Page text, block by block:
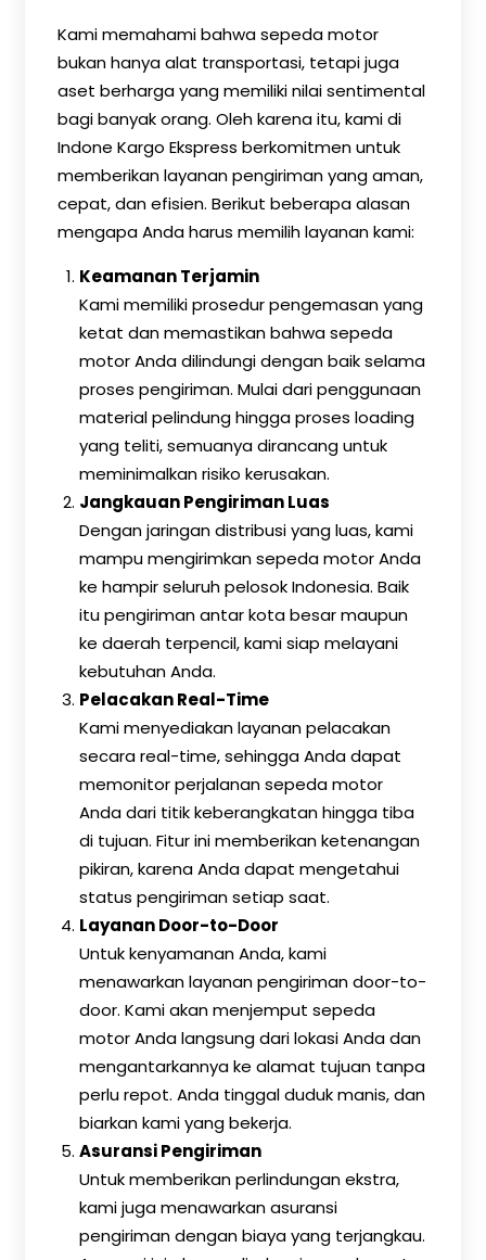
Kami memahami bahwa sepeda motor
bukan hanya alat transportasi, tetapi juga
aset berharga yang memiliki nilai sentimental
bagi banyak orang. Oleh karena itu, kami di
Indone Kargo Ekspress berkomitmen untuk
memberikan layanan pengiriman yang aman,
cepat, dan efisien. Berikut beberapa alasan
mengapa Anda harus memilih layanan kami:
Keamanan Terjamin
Kami memiliki prosedur pengemasan yang
ketat dan memastikan bahwa sepeda
motor Anda dilindungi dengan baik selama
proses pengiriman. Mulai dari penggunaan
material pelindung hingga proses loading
yang teliti, semuanya dirancang untuk
meminimalkan risiko kerusakan.
Jangkauan Pengiriman Luas
Dengan jaringan distribusi yang luas, kami
mampu mengirimkan sepeda motor Anda
ke hampir seluruh pelosok Indonesia. Baik
itu pengiriman antar kota besar maupun
ke daerah terpencil, kami siap melayani
kebutuhan Anda.
Pelacakan Real-Time
Kami menyediakan layanan pelacakan
secara real-time, sehingga Anda dapat
memonitor perjalanan sepeda motor
Anda dari titik keberangkatan hingga tiba
di tujuan. Fitur ini memberikan ketenangan
pikiran, karena Anda dapat mengetahui
status pengiriman setiap saat.
Layanan Door-to-Door
Untuk kenyamanan Anda, kami
menawarkan layanan pengiriman door-to-
door. Kami akan menjemput sepeda
motor Anda langsung dari lokasi Anda dan
mengantarkannya ke alamat tujuan tanpa
perlu repot. Anda tinggal duduk manis, dan
biarkan kami yang bekerja.
Asuransi Pengiriman
Untuk memberikan perlindungan ekstra,
kami juga menawarkan asuransi
pengiriman dengan biaya yang terjangkau.